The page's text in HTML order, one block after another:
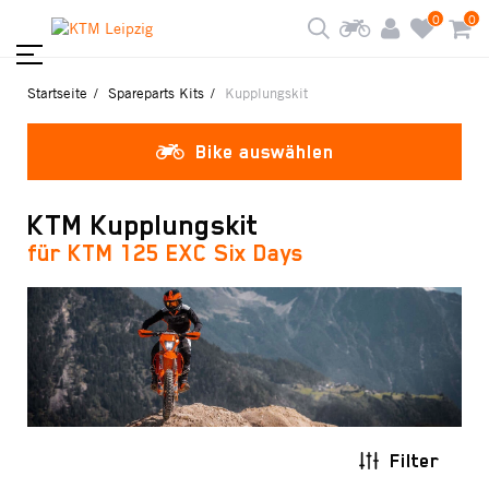
0 0
Startseite Spareparts Kits Kupplungskit
Bike auswählen
KTM Kupplungskit
für KTM 125 EXC Six Days
Filter